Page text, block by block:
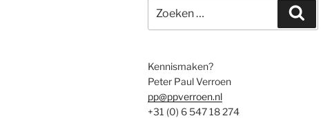
naar:
Kennismaken?
Peter Paul Verroen
pp@ppverroen.nl
+31 (0) 6 547 18 274